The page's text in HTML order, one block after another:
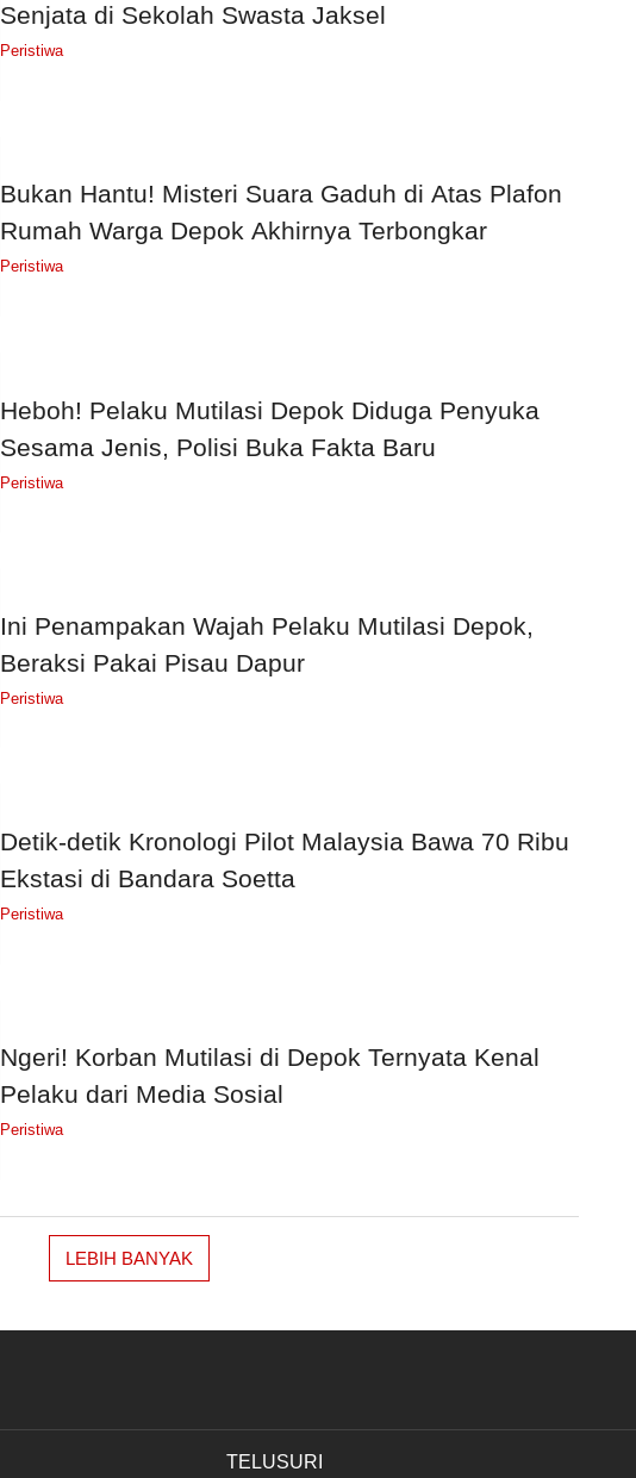
Senjata di Sekolah Swasta Jaksel
Peristiwa
Bukan Hantu! Misteri Suara Gaduh di Atas Plafon
Rumah Warga Depok Akhirnya Terbongkar
Peristiwa
Heboh! Pelaku Mutilasi Depok Diduga Penyuka
Sesama Jenis, Polisi Buka Fakta Baru
Peristiwa
Ini Penampakan Wajah Pelaku Mutilasi Depok,
Beraksi Pakai Pisau Dapur
Peristiwa
Detik-detik Kronologi Pilot Malaysia Bawa 70 Ribu
Ekstasi di Bandara Soetta
Peristiwa
Ngeri! Korban Mutilasi di Depok Ternyata Kenal
Pelaku dari Media Sosial
Peristiwa
LEBIH BANYAK
TELUSURI